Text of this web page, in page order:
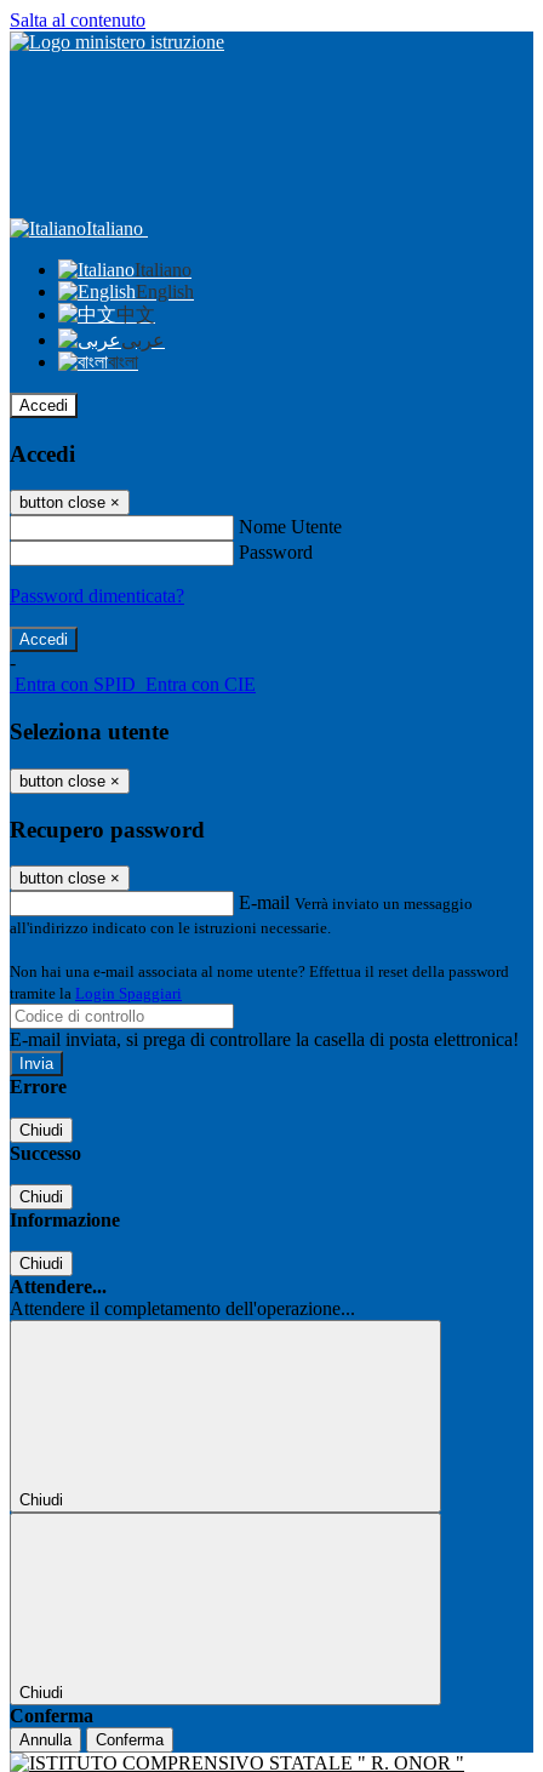
Salta al contenuto
Italiano
Italiano
English
中文
عربى
বাংলা
Accedi
Accedi
button close ×
Nome Utente
Password
Password dimenticata?
-
Entra con SPID Entra con CIE
Seleziona utente
button close ×
Recupero password
button close ×
E-mail Verrà inviato un messaggio
all'indirizzo indicato con le istruzioni necessarie.
Non hai una e-mail associata al nome utente? Effettua il reset della password
tramite la Login Spaggiari
E-mail inviata, si prega di controllare la casella di posta elettronica!
Errore
Chiudi
Successo
Chiudi
Informazione
Chiudi
Attendere...
Attendere il completamento dell'operazione...
Chiudi
Chiudi
Conferma
Annulla Conferma